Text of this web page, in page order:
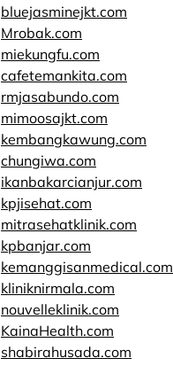
bluejasminejkt.com
Mrobak.com
miekungfu.com
cafetemankita.com
rmjasabundo.com
mimoosajkt.com
kembangkawung.com
chungiwa.com
ikanbakarcianjur.com
kpjisehat.com
mitrasehatklinik.com
kpbanjar.com
kemanggisanmedical.com
kliniknirmala.com
nouvelleklinik.com
KainaHealth.com
shabirahusada.com